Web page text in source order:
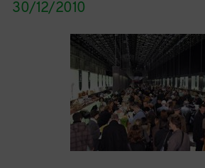
30/12/2010